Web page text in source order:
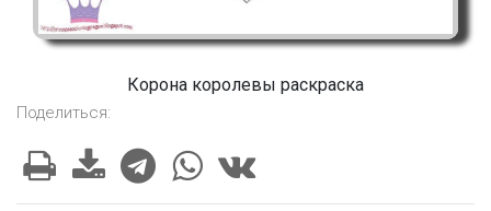
Корона королевы раскраска
Поделиться: